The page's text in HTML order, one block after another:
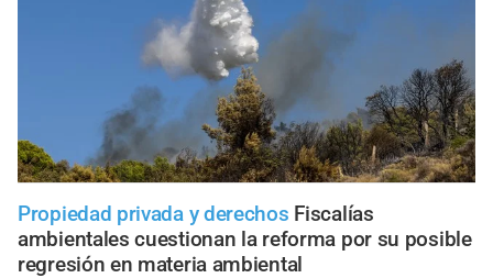
Propiedad privada y derechos Fiscalías
ambientales cuestionan la reforma por su posible
regresión en materia ambiental